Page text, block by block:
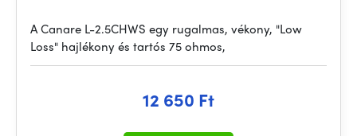
A Canare L-2.5CHWS egy rugalmas, vékony, "Low
Loss" hajlékony és tartós 75 ohmos,
12 650 Ft